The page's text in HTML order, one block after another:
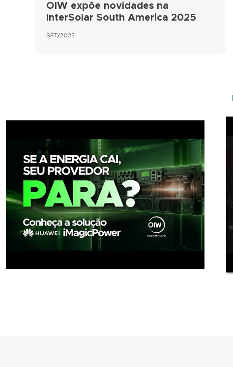
OIW expõe novidades na
InterSolar South America 2025
SET/2025